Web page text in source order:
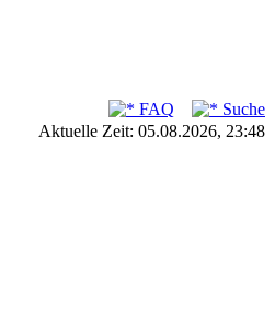
FAQ
Suche
Aktuelle Zeit: 05.08.2026, 23:48